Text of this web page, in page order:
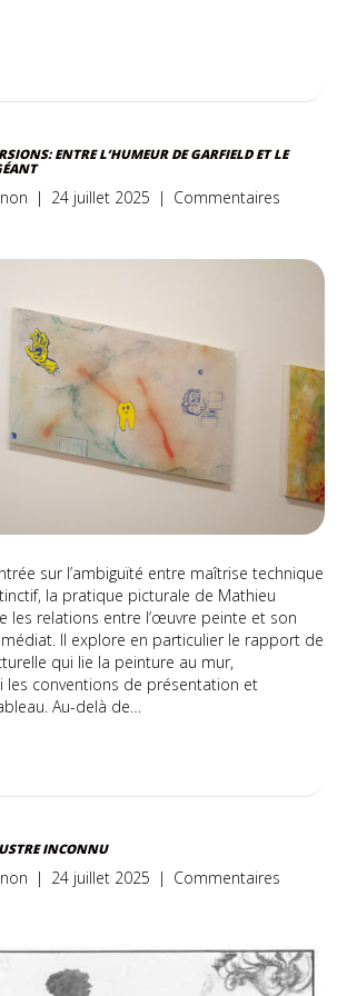
ENTRE L’HUMEUR DE GARFIELD ET LE
| 24 juillet 2025 | Commentaires
sur l’ambiguïté entre maîtrise technique
la pratique picturale de Mathieu
les relations entre l’œuvre peinte et son
Il explore en particulier le rapport de
qui lie la peinture au mur,
les conventions de présentation et
Au-delà de…
INCONNU
| 24 juillet 2025 | Commentaires